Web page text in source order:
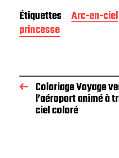
Étiquettes Arc-en-ciel
princesse
Coloriage Voyage
l’aéroport animé à
ciel coloré